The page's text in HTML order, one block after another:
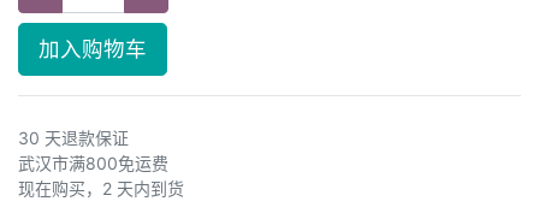
加入购物车
30 天退款保证
武汉市满800免运费
现在购买，2 天内到货